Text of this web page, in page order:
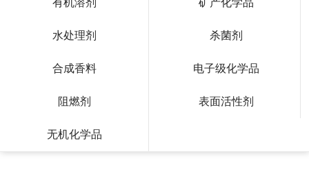
有机溶剂 矿产化学品
水处理剂 杀菌剂
合成香料 电子级化学品
阻燃剂 表面活性剂
无机化学品